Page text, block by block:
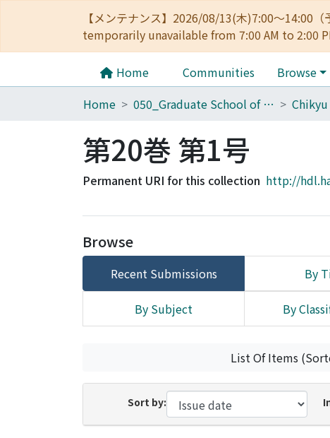
【メンテナンス】2026/08/13(木)7:00～14:00
temporarily unavailable from 7:00 AM to 2:00
Home Communities Browse
Home
050_Graduate School of Science
第20巻 第1号
Permanent URI for this collection http://
Browse
Recent Submissions By
By Subject By
List Of Items
Sort by: